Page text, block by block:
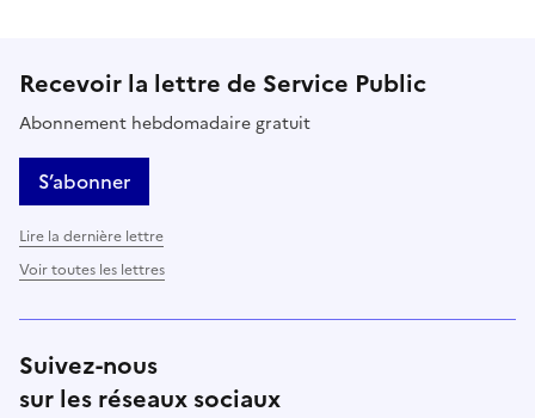
Recevoir la lettre de Service Public
Abonnement hebdomadaire gratuit
S’abonner
Lire la dernière lettre
Voir toutes les lettres
Suivez-nous
sur les réseaux sociaux